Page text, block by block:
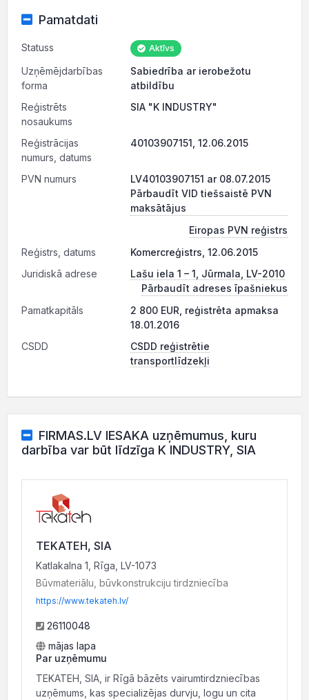
Pamatdati
Statuss Aktīvs
Uzņēmējdarbības
forma
Sabiedrība ar ierobežotu
atbildību
Reģistrēts
nosaukums
SIA "K INDUSTRY"
Reģistrācijas
numurs, datums
40103907151, 12.06.2015
PVN numurs
LV40103907151 ar 08.07.2015
Pārbaudīt VID tiešsaistē PVN
maksātājus
Eiropas PVN reģistrs
Reģistrs, datums
Komercreģistrs, 12.06.2015
Juridiskā adrese
Lašu iela 1 – 1, Jūrmala, LV-2010
Pārbaudīt adreses īpašniekus
Pamatkapitāls
2 800 EUR, reģistrēta apmaksa
18.01.2016
CSDD
CSDD reģistrētie
transportlīdzekļi
FIRMAS.LV IESAKA uzņēmumus, kuru
darbība var būt līdzīga K INDUSTRY, SIA
TEKATEH, SIA
Katlakalna 1, Rīga, LV-1073
Būvmateriālu, būvkonstrukciju tirdzniecība
https://www.tekateh.lv/
26110048
mājas lapa
Par uzņēmumu
TEKATEH, SIA, ir Rīgā bāzēts vairumtirdzniecības
uzņēmums, kas specializējas durvju, logu un cita